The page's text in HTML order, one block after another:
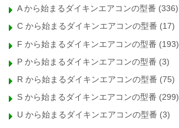
A から始まるダイキンエアコンの型番 (336)
C から始まるダイキンエアコンの型番 (17)
F から始まるダイキンエアコンの型番 (193)
P から始まるダイキンエアコンの型番 (3)
R から始まるダイキンエアコンの型番 (75)
S から始まるダイキンエアコンの型番 (299)
U から始まるダイキンエアコンの型番 (3)